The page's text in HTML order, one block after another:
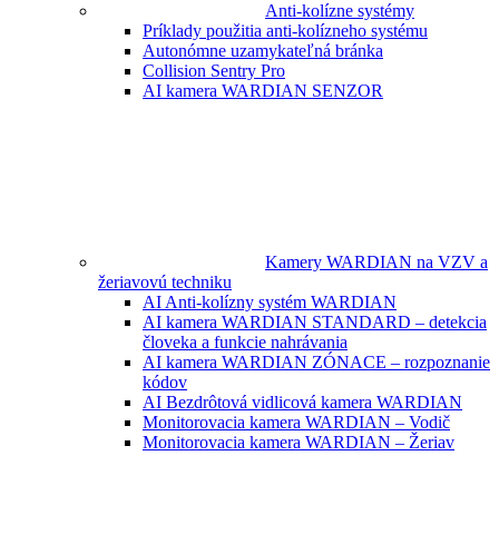
Anti-kolízne systémy
Príklady použitia anti-kolízneho systému
Autonómne uzamykateľná bránka
Collision Sentry Pro
AI kamera WARDIAN SENZOR
Kamery WARDIAN na VZV a
žeriavovú techniku
AI Anti-kolízny systém WARDIAN
AI kamera WARDIAN STANDARD – detekcia
človeka a funkcie nahrávania
AI kamera WARDIAN ZÓNACE – rozpoznanie
kódov
AI Bezdrôtová vidlicová kamera WARDIAN
Monitorovacia kamera WARDIAN – Vodič
Monitorovacia kamera WARDIAN – Žeriav